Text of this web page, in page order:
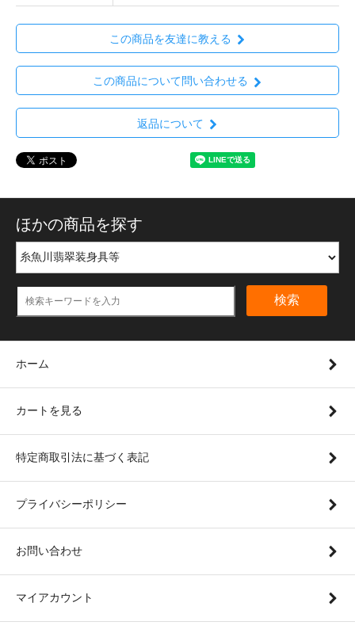
この商品を友達に教える
この商品について問い合わせる
返品について
ほかの商品を探す
検索
ホーム
カートを見る
特定商取引法に基づく表記
プライバシーポリシー
お問い合わせ
マイアカウント